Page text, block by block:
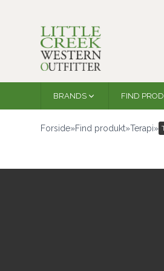
BRANDS FIND
Forside»Find produkt»Terapi»